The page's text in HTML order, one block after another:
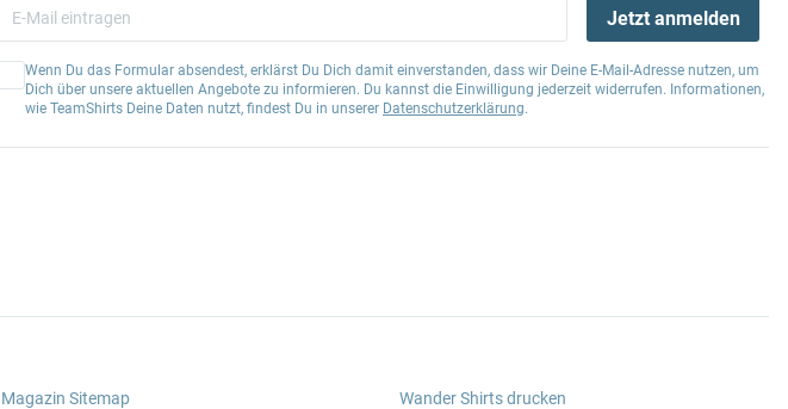
Jetzt anmelden
Wenn Du das Formular absendest, erklärst Du Dich damit einverstanden, dass wir Deine E-Mail-Adresse nutzen, um
Dich über unsere aktuellen Angebote zu informieren. Du kannst die Einwilligung jederzeit widerrufen. Informationen,
wie TeamShirts Deine Daten nutzt, findest Du in unserer Datenschutzerklärung.
Magazin Sitemap
Wander Shirts drucken